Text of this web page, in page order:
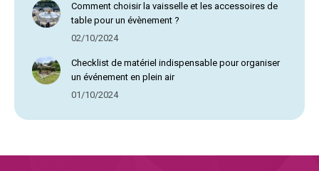
Comment choisir la vaisselle et les accessoires de
table pour un évènement ?
02/10/2024
Checklist de matériel indispensable pour organiser
un événement en plein air
01/10/2024